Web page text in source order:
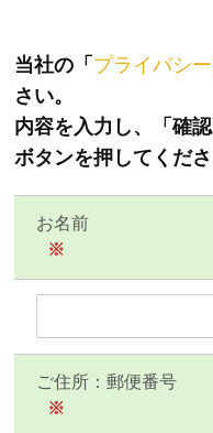
当社の「 プライバシ
さい。
内容を入力し、「確
ボタンを押してくださ
お名前
※
ご住所：郵便番号
※